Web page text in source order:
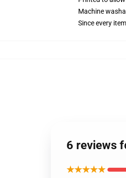
Machine
Since every
6 reviews
★★★★★